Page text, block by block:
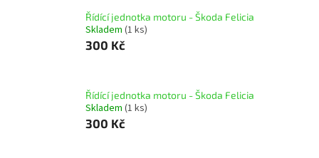
Řídící jednotka motoru - Škoda Felicia
Skladem (1 ks)
300 Kč
Řídící jednotka motoru - Škoda Felicia
Skladem (1 ks)
300 Kč